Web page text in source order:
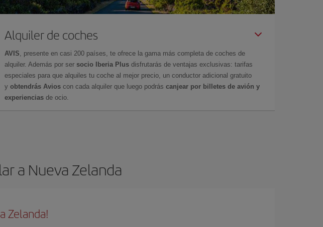
Alquiler de coches
AVIS , presente en casi 200 países, te ofrece la gama más completa de coches de
alquiler. Además por ser socio Iberia Plus disfrutarás de ventajas exclusivas: tarifas
especiales para que alquiles tu coche al mejor precio, un conductor adicional gratuito
y obtendrás Avios con cada alquiler que luego podrás canjear por billetes de avión y
experiencias de ocio.
a Nueva Zelanda
Zelanda!